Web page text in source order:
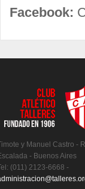
Facebook:
y Manuel Castro -
- Buenos Aires
(011) 2123-6668 -